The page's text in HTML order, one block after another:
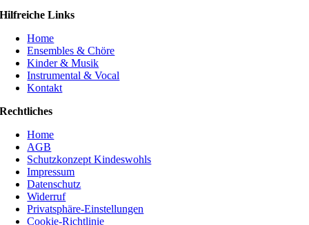
Hilfreiche Links
Home
Ensembles & Chöre
Kinder & Musik
Instrumental & Vocal
Kontakt
Rechtliches
Home
AGB
Schutzkonzept Kindeswohls
Impressum
Datenschutz
Widerruf
Privatsphäre-Einstellungen
Cookie-Richtlinie